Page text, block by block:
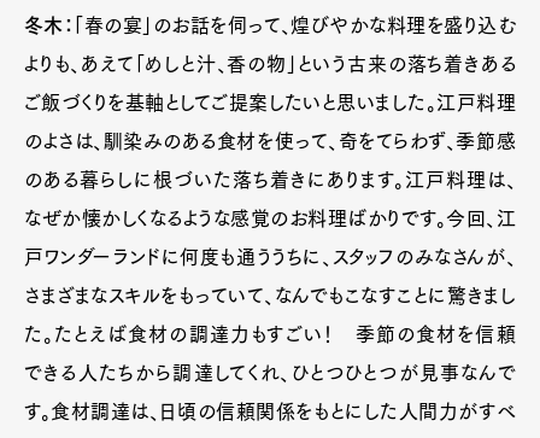
冬木：
「春の宴」のお話を伺って、煌びやかな料理を盛り込む
よりも、あえて「めしと汁、香の物」という古来の落ち着きある
ご飯づくりを基軸としてご提案したいと思いました。江戸料理
のよさは、馴染みのある食材を使って、奇をてらわず、季節感
のある暮らしに根づいた落ち着きにあります。江戸料理は、
なぜか懐かしくなるような感覚のお料理ばかりです。今回、江
戸ワンダーランドに何度も通ううちに、スタッフのみなさんが、
さまざまなスキルをもっていて、なんでもこなすことに驚きまし
た。たとえば食材の調達力もすごい！ 季節の食材を信頼
できる人たちから調達してくれ、ひとつひとつが見事なんで
す。食材調達は、日頃の信頼関係をもとにした人間力がすべ